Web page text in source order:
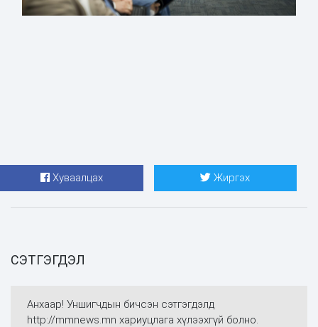
Хуваалцах Жиргэх
СЭТГЭГДЭЛ
Анхаар! Уншигчдын бичсэн сэтгэгдэлд
http://mmnews.mn хариуцлага хүлээхгүй болно.